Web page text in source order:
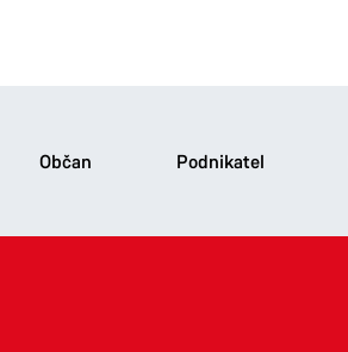
Občan Podnikatel